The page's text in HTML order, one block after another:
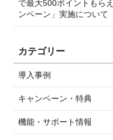
で最大500ポイントもら
ンペーン」実施について
カテゴリー
導入事例
キャンペーン・特典
機能・サポート情報